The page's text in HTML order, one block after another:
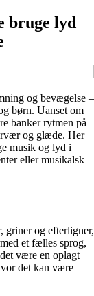
bruge lyd
og bevægelse –
børn. Uanset om
banker rytmen på
og glæde. Her
musik og lyd i
eller musikalsk
griner og efterligner,
et fælles sprog,
være en oplagt
det kan være